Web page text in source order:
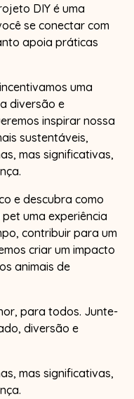
DIY é uma
se conectar com
apoia práticas
uma
diversão e
inspirar nossa
sustentáveis,
mas significativas,
e descubra como
uma experiência
contribuir para um
criar um impacto
animais de
para todos. Junte-
diversão e
mas significativas,